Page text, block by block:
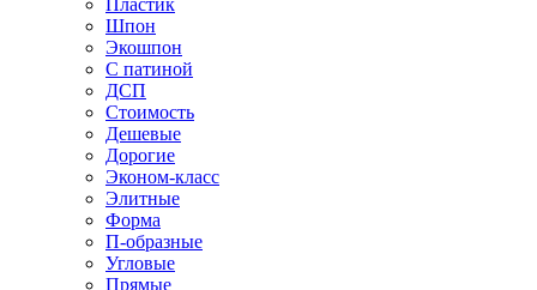
Пластик
Шпон
Экошпон
С патиной
ДСП
Стоимость
Дешевые
Дорогие
Эконом-класс
Элитные
Форма
П-образные
Угловые
Прямые